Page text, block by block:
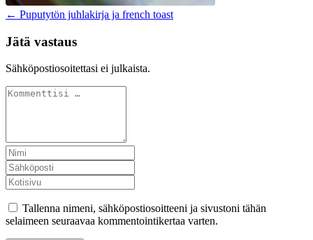
← Puputytön juhlakirja ja french toast
Jätä vastaus
Sähköpostiosoitettasi ei julkaista.
Tallenna nimeni, sähköpostiosoitteeni ja sivustoni tähän
selaimeen seuraavaa kommentointikertaa varten.